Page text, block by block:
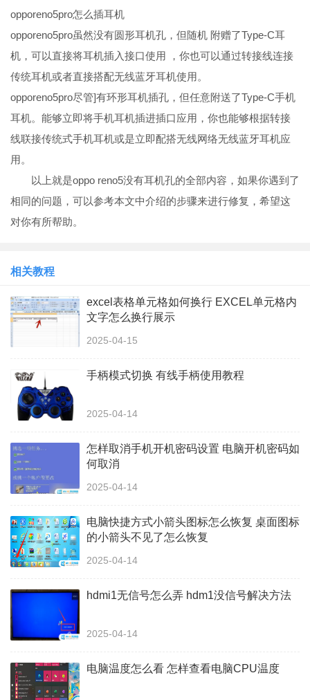
opporeno5pro怎么插耳机
opporeno5pro虽然没有圆形耳机孔，但随机 附赠了Type-C耳
机，可以直接将耳机插入接口使用 ，你也可以通过转接线连接
传统耳机或者直接搭配无线蓝牙耳机使用。
opporeno5pro尽管]有环形耳机插孔，但任意附送了Type-C手机
耳机。能够立即将手机耳机插进插口应用，你也能够根据转接
线联接传统式手机耳机或是立即配搭无线网络无线蓝牙耳机应
用。
以上就是oppo reno5没有耳机孔的全部内容，如果你遇到了
相同的问题，可以参考本文中介绍的步骤来进行修复，希望这
对你有所帮助。
相关教程
excel表格单元格如何换行 EXCEL单元格内
文字怎么换行展示
2025-04-15
手柄模式切换 有线手柄使用教程
2025-04-14
怎样取消手机开机密码设置 电脑开机密码如
何取消
2025-04-14
电脑快捷方式小箭头图标怎么恢复 桌面图标
的小箭头不见了怎么恢复
2025-04-14
hdmi1无信号怎么弄 hdm1没信号解决方法
2025-04-14
电脑温度怎么看 怎样查看电脑CPU温度